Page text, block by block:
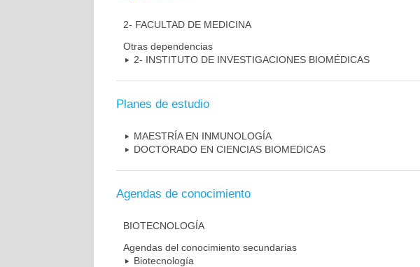
2- FACULTAD DE MEDICINA
Otras dependencias
2- INSTITUTO DE INVESTIGACIONES BIOMÉDICAS
Planes de estudio
MAESTRÍA EN INMUNOLOGÍA
DOCTORADO EN CIENCIAS BIOMEDICAS
Agendas de conocimiento
BIOTECNOLOGÍA
Agendas del conocimiento secundarias
Biotecnología